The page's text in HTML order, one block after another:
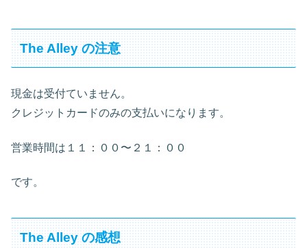
The Alley の注意
現金は受付ていません。
クレジットカードのみの支払いになります。
営業時間は１１：００〜２１：００
です。
The Alley の感想